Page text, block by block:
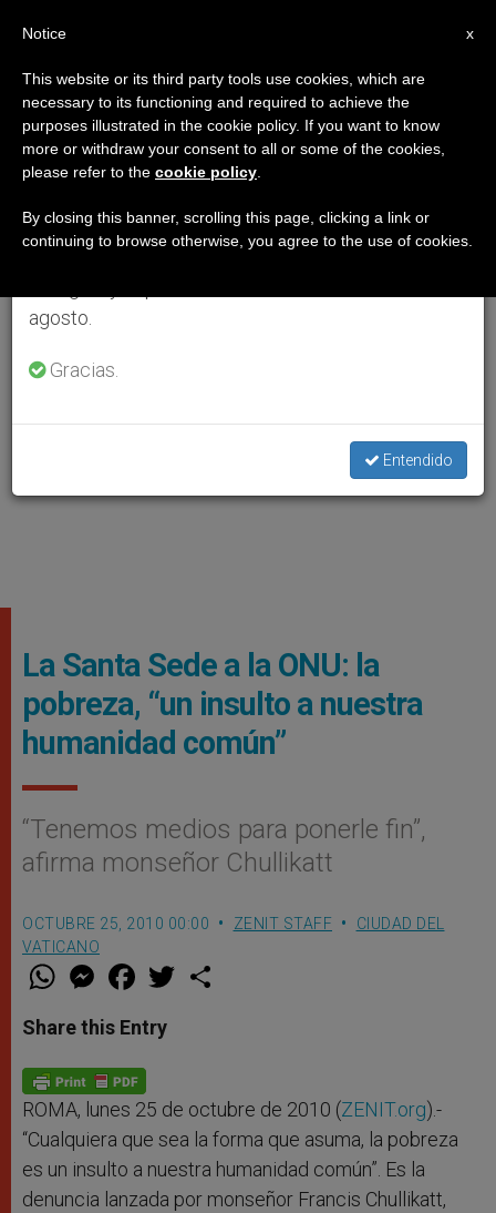
La Santa Sede a la ONU: la
pobreza, “un insulto a nuestra
humanidad común”
“Tenemos medios para ponerle fin”,
afirma monseñor Chullikatt
OCTUBRE 25, 2010 00:00 ZENIT STAFF
CIUDAD DEL
VATICANO
W
t
s
p
p
M
e
s
e
g
e
r
F
a
e
b
o
k
w
Share this Entry
ROMA, lunes 25 de octubre de 2010 (ZENIT.org).-
“Cualquiera que sea la forma que asuma, la pobreza
es un insulto a nuestra humanidad común”. Es la
denuncia lanzada por monseñor Francis Chullikatt,
×
Aviso importante
Del 27 de julio al 7 de agosto haremos la pausa
anual, aprovechando que en el periodo de verano
se generan menos informaciones y también el
agosto.
Gracias.
Entendido
x
Notice
This website or its third party tools use cookies, which are
necessary to its functioning and required to achieve the
purposes illustrated in the cookie policy. If you want to know
more or withdraw your consent to all or some of the cookies,
please refer to the cookie policy
By closing this banner, scrolling this page, clicking a link or
continuing to browse otherwise, you agree to the use of cookies.